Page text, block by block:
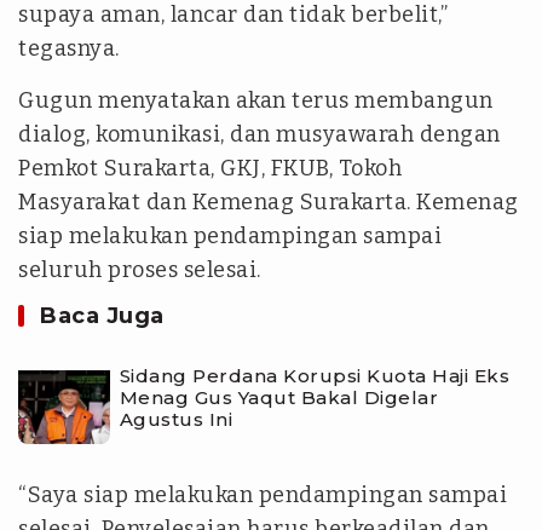
supaya aman, lancar dan tidak berbelit,”
tegasnya.
Gugun menyatakan akan terus membangun
dialog, komunikasi, dan musyawarah dengan
Pemkot Surakarta, GKJ, FKUB, Tokoh
Masyarakat dan Kemenag Surakarta. Kemenag
siap melakukan pendampingan sampai
seluruh proses selesai.
Baca Juga
Sidang Perdana Korupsi Kuota Haji Eks
Menag Gus Yaqut Bakal Digelar
Agustus Ini
“Saya siap melakukan pendampingan sampai